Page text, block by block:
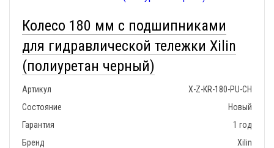
Колесо 180 мм с подшипниками
для гидравлической тележки Xilin
(полиуретан черный)
Артикул
X-Z-KR-180-PU-CH
Состояние
Новый
Гарантия
1 год
Бренд
Xilin